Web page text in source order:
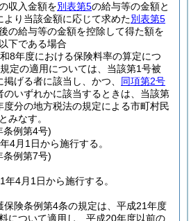
収入金額を別表第5の給与等の金額と
より当該金額に応じて求めた別表第5
の給与等の金額を控除して得た額を
下である場合
8年度における保険料率の算定につ
定の適用については、当該第1号被
掲げる者に該当し、かつ、 同項第2号
のいずれかに該当するときは、当該第
度分の地方税法の規定による市町村民
みなす。
条例第4号)
4月1日から施行する。
条例第7号)
年4月1日から施行する。
保険条例第4条の規定は、平成21年度
について適用し、平成20年度以前の